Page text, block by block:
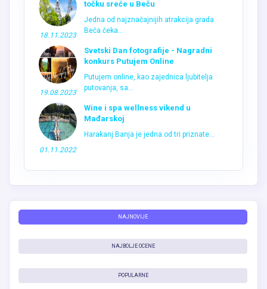
18.11.2023
točku sreće u Beču
Jedna od najznačajnijih atrakcija grada
Beča čeka...
19.08.2023
Svetski Dan fotografije - Nagradni
konkurs Putujem Online
Putujem online, kao zajednica ljubitelja
putovanja, sa...
01.11.2022
Wine i spa wellness vikend u
Mađarskoj
Harakanj Banja je jedna od tri priznate...
NAJNOVIJE
NAJBOLJE OCENE
POPULARNE